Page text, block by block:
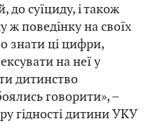
до суїциду, і також
поведінку на своїх
знати ці цифри,
на неї у
дитинство
говорити», –
гідності дитини УКУ